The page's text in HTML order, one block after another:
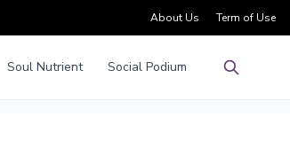
About Us Term of Use
Soul Nutrient
Social Podium